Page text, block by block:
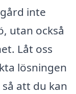
inte
utan också
Låt oss
lösningen
att du kan